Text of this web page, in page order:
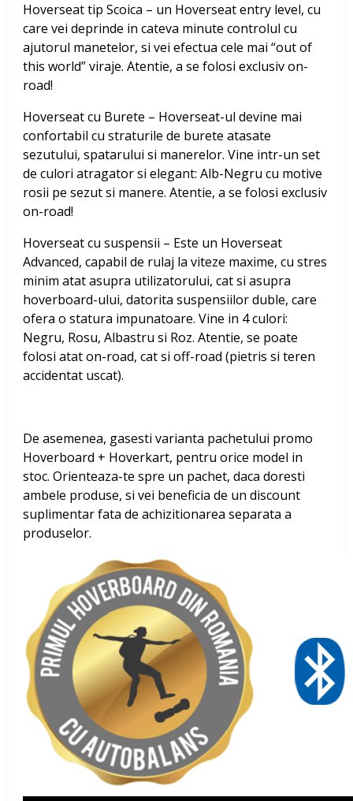
Hoverseat tip Scoica – un Hoverseat entry level, cu
care vei deprinde in cateva minute controlul cu
ajutorul manetelor, si vei efectua cele mai “out of
this world” viraje. Atentie, a se folosi exclusiv on-
road!
Hoverseat cu Burete – Hoverseat-ul devine mai
confortabil cu straturile de burete atasate
sezutului, spatarului si manerelor. Vine intr-un set
de culori atragator si elegant: Alb-Negru cu motive
rosii pe sezut si manere. Atentie, a se folosi exclusiv
on-road!
Hoverseat cu suspensii – Este un Hoverseat
Advanced, capabil de rulaj la viteze maxime, cu stres
minim atat asupra utilizatorului, cat si asupra
hoverboard-ului, datorita suspensiilor duble, care
ofera o statura impunatoare. Vine in 4 culori:
Negru, Rosu, Albastru si Roz. Atentie, se poate
folosi atat on-road, cat si off-road (pietris si teren
accidentat uscat).
De asemenea, gasesti varianta pachetului promo
Hoverboard + Hoverkart, pentru orice model in
stoc. Orienteaza-te spre un pachet, daca doresti
ambele produse, si vei beneficia de un discount
suplimentar fata de achizitionarea separata a
produselor.